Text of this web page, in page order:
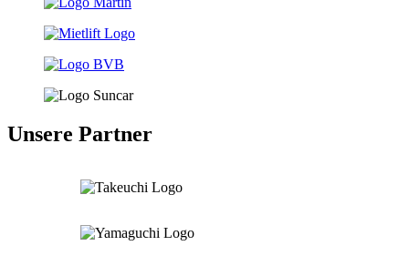
Unsere Partner